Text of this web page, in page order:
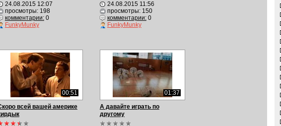
24.08.2015 12:07
просмотры: 198
комментарии:0
FunkyMunky
24.08.2015 11:56
просмотры: 150
комментарии:0
FunkyMunky
00:51
всей вашей америке
01:37
А давайте играть по
другому